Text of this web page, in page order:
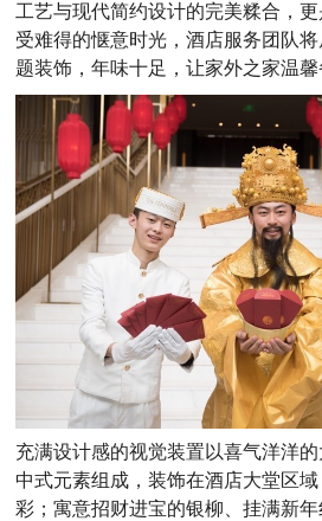
工艺与现代简约设计的完美糅合，
受难得的惬意时光，酒店服务团队
题装饰，年味十足，让家外之家温馨
充满设计感的视觉装置以喜气洋洋
中式元素组成，装饰在酒店大堂区
彩；寓意招财进宝的银柳、挂满新